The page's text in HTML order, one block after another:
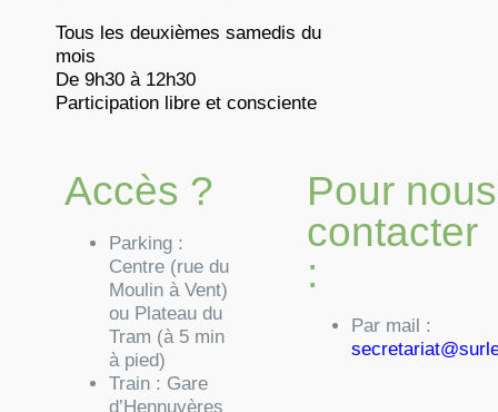
Tous les deuxièmes samedis du
mois
De 9h30 à 12h30
Participation libre et consciente
Accès ?
Parking :
Centre (rue du
Moulin à Vent)
ou Plateau du
Tram (à 5 min
à pied)
Train : Gare
d’Hennuyères
Pour nous
contacter
:
Par mail :